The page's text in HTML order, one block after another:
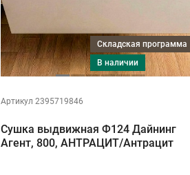
Складская программа
в наличии
Артикул 2395719846
Сушка выдвижная Ф124 Дайнинг
Агент, 800, АНТРАЦИТ/Антрацит